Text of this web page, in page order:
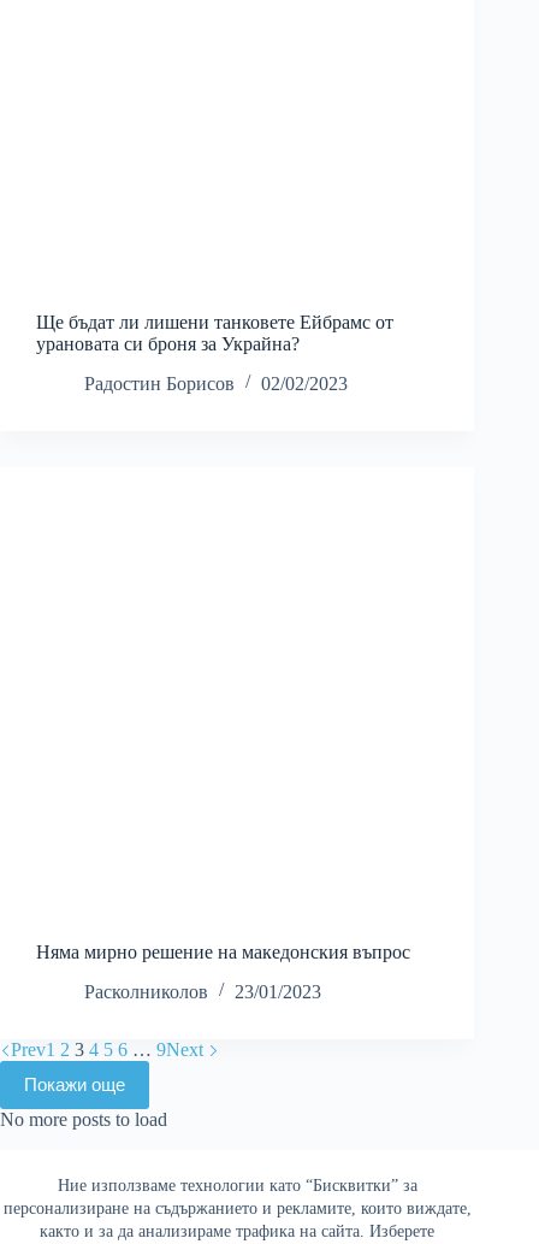
Ние използваме технологии като “Бисквитки” за
персонализиране на съдържанието и рекламите, които виждате,
както и за да анализираме трафика на сайта. Изберете
Ще бъдат ли лишени танковете Ейбрамс от
урановата си броня за Украйна?
Радостин Борисов
02/02/2023
Няма мирно решение на македонския въпрос
Расколниколов
23/01/2023
Prev1 2 3 4 5 6 … 9Next
Покажи още
No more posts to load
Най-четени